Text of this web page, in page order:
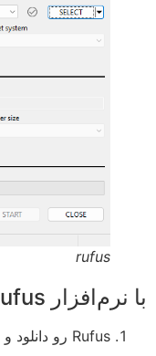
rufus
با نرم‌افزار Rufus:
Rufus رو دانلود و اجرا کن (نیازی به نصب نداره).